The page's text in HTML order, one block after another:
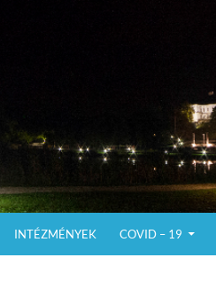
INTÉZMÉNYEK COVID – 19